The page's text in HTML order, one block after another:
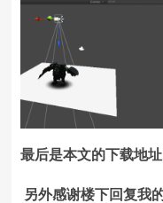
最后是本文的下载地
另外感谢楼下回复我